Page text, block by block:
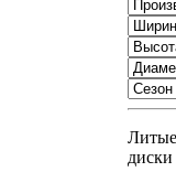
Литые
диски